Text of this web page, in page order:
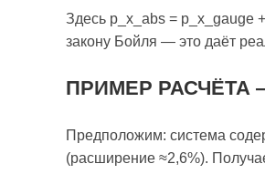
Здесь p_x_abs = p_x_gauge
закону Бойля — это даёт
ПРИМЕР РАСЧЁТА
Предположим: система
(расширение ≈2,6%).